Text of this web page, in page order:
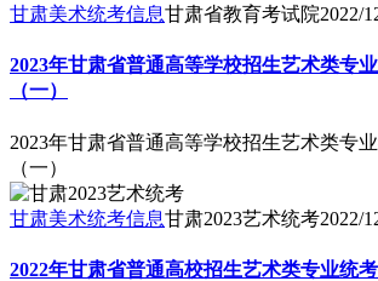
甘肃美术统考信息甘肃省教育考试院2022/
2023年甘肃省普通高等学校招生艺术类专
（一）
2023年甘肃省普通高等学校招生艺术类专
（一）
甘肃美术统考信息甘肃2023艺术统考2022/
2022年甘肃省普通高校招生艺术类专业统考